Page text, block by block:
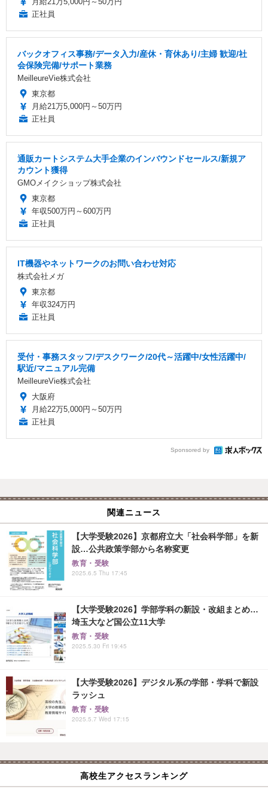
正社員
バックオフィス事務/データ入力/産休・育休あり/主婦 歓迎/社
会保険完備/サポート業務
MeilleureVie株式会社
東京都
月給21万5,000円～50万円
正社員
通販カートシステム大手企業のインバウンドセールス/新規ア
カウント獲得
GMOメイクショップ株式会社
東京都
年収500万円～600万円
正社員
IT機器やネットワークのお問い合わせ対応
株式会社メガ
東京都
年収324万円
正社員
受付・事務スタッフ/デスクワーク/20代～活躍中/女性活躍中/
駅近/マニュアル完備
MeilleureVie株式会社
大阪府
月給22万5,000円～50万円
正社員
Sponsored by
関連ニュース
【大学受験2026】京都府立大「社会科学部」を新
設…公共政策学部から名称変更
教育・受験
2025.6.5 Thu 17:45
【大学受験2026】学部学科の新設・改組まとめ…
埼玉大など国公立11大学
教育・受験
2025.5.30 Fri 19:45
【大学受験2026】デジタル系の学部・学科で新設
ラッシュ
教育・受験
2025.5.7 Wed 17:15
高校生アクセスランキング